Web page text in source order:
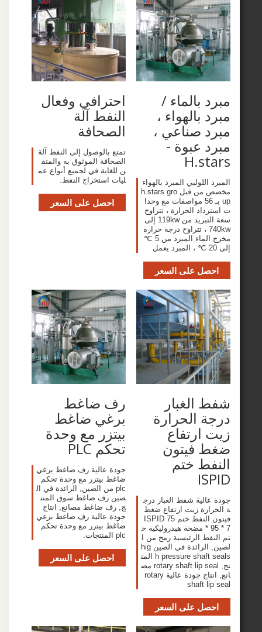
بالماء /
بالهواء ،
صناعي ،
عبوة -
المبرد بالهواء
مخصص من قبل h.stars gro
up بـ 56 مواصفات مع وحدا
الحرارة ، تتراوح
سعة التبريد من 119kw إلى
740kw ، تتراوح درجة حرارة
مخرج الماء المبرد من 5 ℃
على السعر
احترافي وفعال
النفط آلة
الصحافة
تمتع بالوصول إلى النفط آلة
الصحافة الموثوق به والمتق
ن للغاية في لجميع أنواع عم
ليات استخراج النفط.
احصل على السعر
الغبار
الحرارة
فيتون
ختم
شفط الغبار درج
زيت ارتفاع ضغط
فيتون النفط ختم ISPID 75
* 95 * 7 مضخة هيدروليكية خ
الرئيسية رمح من ا
لصين, الرائدة في الصين hig
h pressure shaft seals المن
تج, rotary shaft lip seal مص
انع, انتاج جودة عالية rotary
على السعر
رف ضاغط
برغي ضاغط
بيتزر مع وحدة
تحكم PLC
جودة عالية رف ضاغط برغي
ضاغط بيتزر مع وحدة تحكم
plc من الصين, الرائدة في ال
صين رف ضاغط سوق المنت
ج, رف ضاغط مصانع, انتاج
جودة عالية رف ضاغط برغي
ضاغط بيتزر مع وحدة تحكم
plc المنتجات.
احصل على السعر